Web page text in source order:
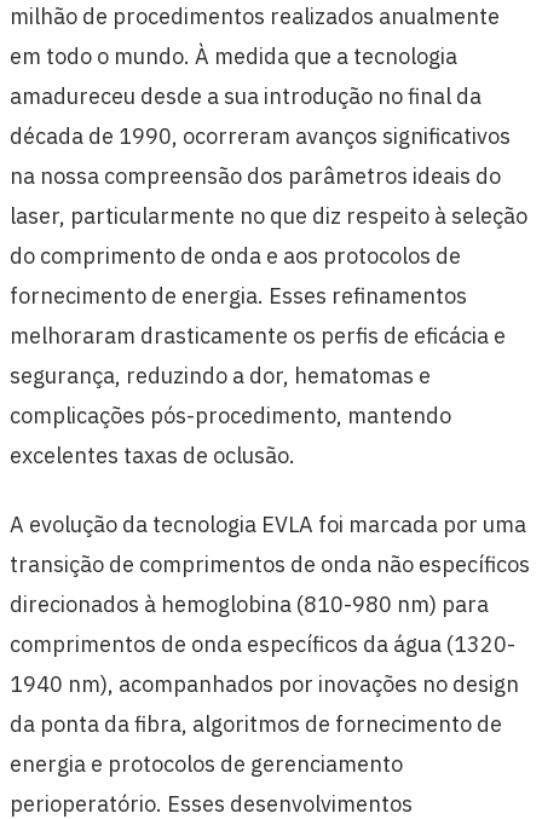
milhão de procedimentos realizados anualmente
em todo o mundo. À medida que a tecnologia
amadureceu desde a sua introdução no final da
década de 1990, ocorreram avanços significativos
na nossa compreensão dos parâmetros ideais do
laser, particularmente no que diz respeito à seleção
do comprimento de onda e aos protocolos de
fornecimento de energia. Esses refinamentos
melhoraram drasticamente os perfis de eficácia e
segurança, reduzindo a dor, hematomas e
complicações pós-procedimento, mantendo
excelentes taxas de oclusão.
A evolução da tecnologia EVLA foi marcada por uma
transição de comprimentos de onda não específicos
direcionados à hemoglobina (810-980 nm) para
comprimentos de onda específicos da água (1320-
1940 nm), acompanhados por inovações no design
da ponta da fibra, algoritmos de fornecimento de
energia e protocolos de gerenciamento
perioperatório. Esses desenvolvimentos